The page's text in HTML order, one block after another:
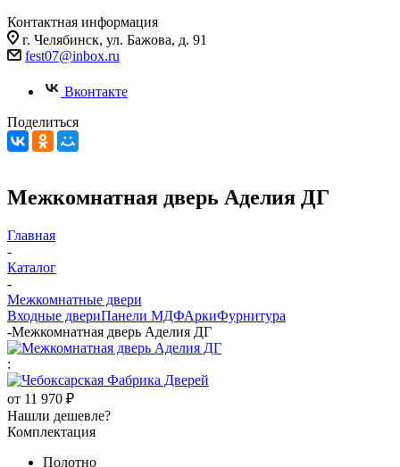
Контактная информация
г. Челябинск, ул. Бажова, д. 91
fest07@inbox.ru
Вконтакте
Поделиться
Межкомнатная дверь Аделия ДГ
Главная
-
Каталог
-
Межкомнатные двери
Входные двериПанели МДФАркиФурнитура
-Межкомнатная дверь Аделия ДГ
:
от 11 970 ₽
Нашли дешевле?
Комплектация
Полотно